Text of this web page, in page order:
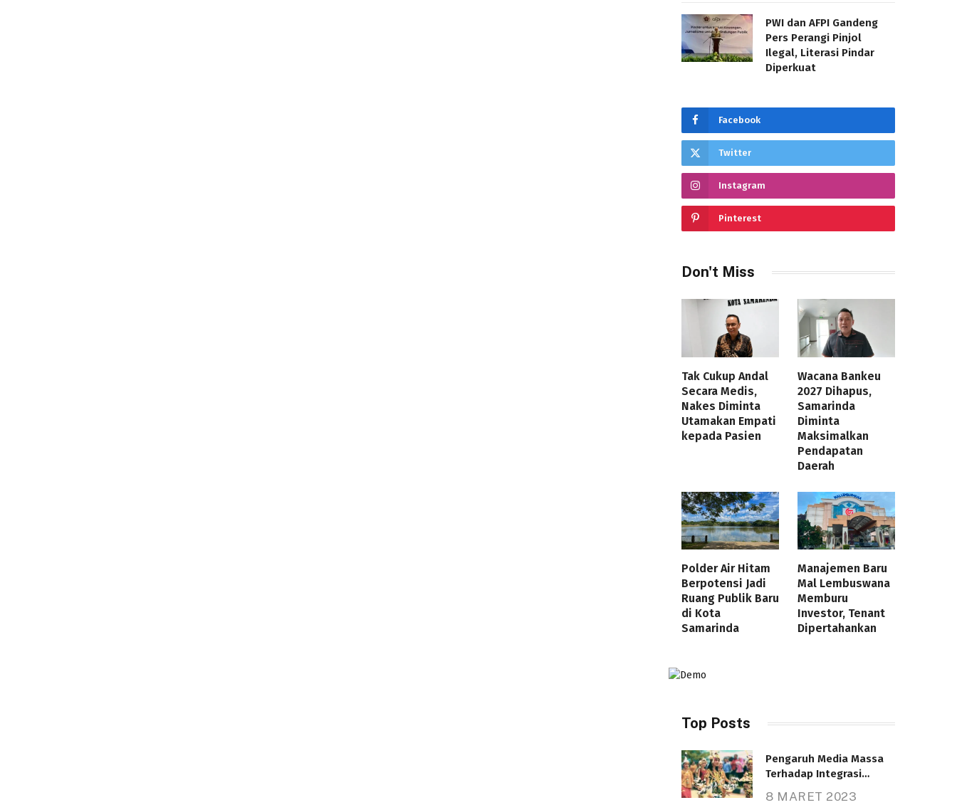
PWI dan AFPI Gandeng
Pers Perangi Pinjol
Ilegal, Literasi Pindar
Diperkuat
Facebook
Twitter
Instagram
Pinterest
Don't Miss
Tak Cukup Andal
Secara Medis,
Nakes Diminta
Utamakan Empati
kepada Pasien
Wacana Bankeu
2027 Dihapus,
Samarinda
Diminta
Maksimalkan
Pendapatan
Daerah
Polder Air Hitam
Berpotensi Jadi
Ruang Publik Baru
di Kota
Samarinda
Manajemen Baru
Mal Lembuswana
Memburu
Investor, Tenant
Dipertahankan
Top Posts
Pengaruh Media Massa
Terhadap Integrasi
8 MARET 2023